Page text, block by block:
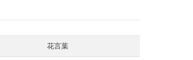
花言葉